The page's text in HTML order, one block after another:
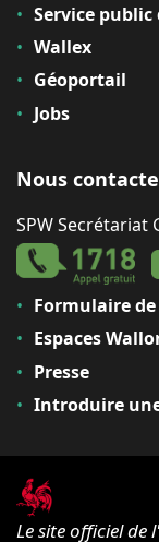
Service
Wallex
Géoportail
Jobs
Nous
SPW Secrétariat
Formulaire
Espaces
Presse
Introduire
Le site officiel de